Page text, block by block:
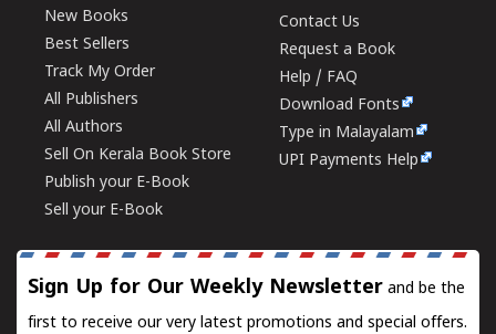
New Books
Best Sellers
Track My Order
All Publishers
All Authors
Sell On Kerala Book Store
Publish your E-Book
Sell your E-Book
Contact Us
Request a Book
Help / FAQ
Download Fonts
Type in Malayalam
UPI Payments Help
Sign Up for Our Weekly Newsletter and be the
first to receive our very latest promotions and special offers.